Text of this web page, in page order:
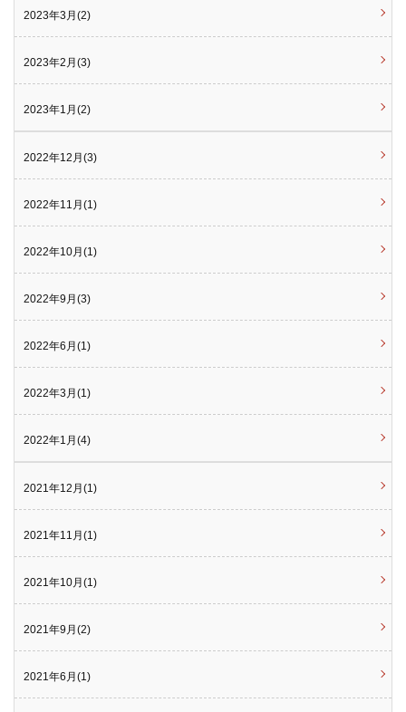
2023年3月(2)
2023年2月(3)
2023年1月(2)
2022年12月(3)
2022年11月(1)
2022年10月(1)
2022年9月(3)
2022年6月(1)
2022年3月(1)
2022年1月(4)
2021年12月(1)
2021年11月(1)
2021年10月(1)
2021年9月(2)
2021年6月(1)